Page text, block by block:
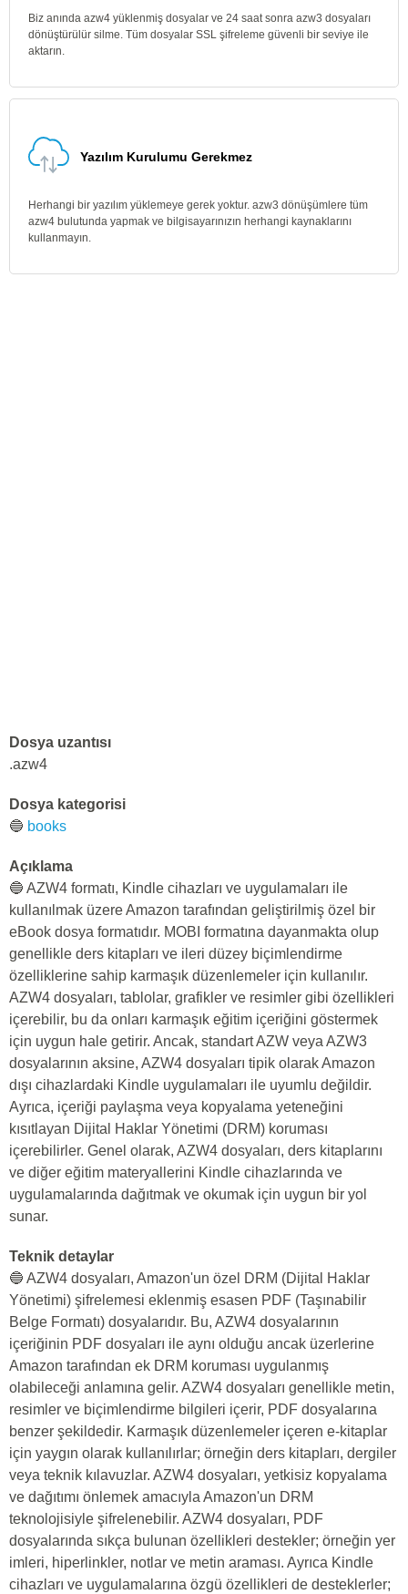
Biz anında azw4 yüklenmiş dosyalar ve 24 saat sonra azw3 dosyaları
dönüştürülür silme. Tüm dosyalar SSL şifreleme güvenli bir seviye ile
aktarın.
Yazılım Kurulumu Gerekmez
Herhangi bir yazılım yüklemeye gerek yoktur. azw3 dönüşümlere tüm
azw4 bulutunda yapmak ve bilgisayarınızın herhangi kaynaklarını
kullanmayın.
Dosya uzantısı
.azw4
Dosya kategorisi
🔵 books
Açıklama
🔵 AZW4 formatı, Kindle cihazları ve uygulamaları ile
kullanılmak üzere Amazon tarafından geliştirilmiş özel bir
eBook dosya formatıdır. MOBI formatına dayanmakta olup
genellikle ders kitapları ve ileri düzey biçimlendirme
özelliklerine sahip karmaşık düzenlemeler için kullanılır.
AZW4 dosyaları, tablolar, grafikler ve resimler gibi özellikleri
içerebilir, bu da onları karmaşık eğitim içeriğini göstermek
için uygun hale getirir. Ancak, standart AZW veya AZW3
dosyalarının aksine, AZW4 dosyaları tipik olarak Amazon
dışı cihazlardaki Kindle uygulamaları ile uyumlu değildir.
Ayrıca, içeriği paylaşma veya kopyalama yeteneğini
kısıtlayan Dijital Haklar Yönetimi (DRM) koruması
içerebilirler. Genel olarak, AZW4 dosyaları, ders kitaplarını
ve diğer eğitim materyallerini Kindle cihazlarında ve
uygulamalarında dağıtmak ve okumak için uygun bir yol
sunar.
Teknik detaylar
🔵 AZW4 dosyaları, Amazon'un özel DRM (Dijital Haklar
Yönetimi) şifrelemesi eklenmiş esasen PDF (Taşınabilir
Belge Formatı) dosyalarıdır. Bu, AZW4 dosyalarının
içeriğinin PDF dosyaları ile aynı olduğu ancak üzerlerine
Amazon tarafından ek DRM koruması uygulanmış
olabileceği anlamına gelir. AZW4 dosyaları genellikle metin,
resimler ve biçimlendirme bilgileri içerir, PDF dosyalarına
benzer şekildedir. Karmaşık düzenlemeler içeren e-kitaplar
için yaygın olarak kullanılırlar; örneğin ders kitapları, dergiler
veya teknik kılavuzlar. AZW4 dosyaları, yetkisiz kopyalama
ve dağıtımı önlemek amacıyla Amazon'un DRM
teknolojisiyle şifrelenebilir. AZW4 dosyaları, PDF
dosyalarında sıkça bulunan özellikleri destekler; örneğin yer
imleri, hiperlinkler, notlar ve metin araması. Ayrıca Kindle
cihazları ve uygulamalarına özgü özellikleri de desteklerler;